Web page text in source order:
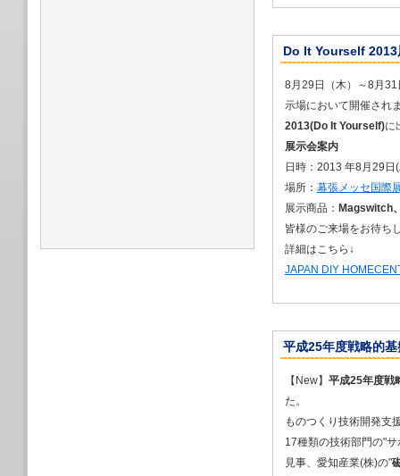
2026年１月28日
リンティング &
年末年始休業のお
2025/11/11
2025年12月３日
展」に出展します
2025年10月22日
ャパン 2025」に
2025/08/25
2025年10月15日
2025年10月１日
2025年９月25日
ォームネクスト
夏季休業のお知ら
2025年７月「第
2025/05/05
2025年７月 「
Do It Yourself 2013
8月29日（木）～8月
示場において開催され
2013(Do It Yourself)に
展示会案内
日時：2013 年8月29
場所： 幕張メッセ国際
展示商品： Magswitch
皆様のご来場をお待ち
詳細はこちら↓
JAPAN DIY
平成25年度戦略的
【New】 平成25年度戦
た。
ものつくり技術開発支
17種類の技術部門の"
見事、愛知産業(株)の"